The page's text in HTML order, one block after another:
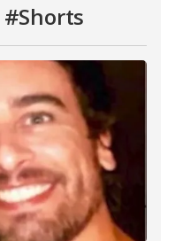
#Shorts